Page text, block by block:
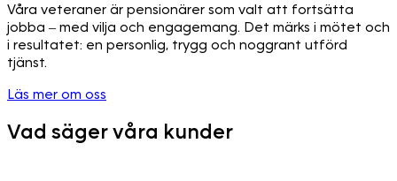
Våra veteraner är pensionärer som valt att fortsätta
jobba – med vilja och engagemang. Det märks i mötet och
i resultatet: en personlig, trygg och noggrant utförd
tjänst.
Läs mer om oss
Vad säger våra kunder